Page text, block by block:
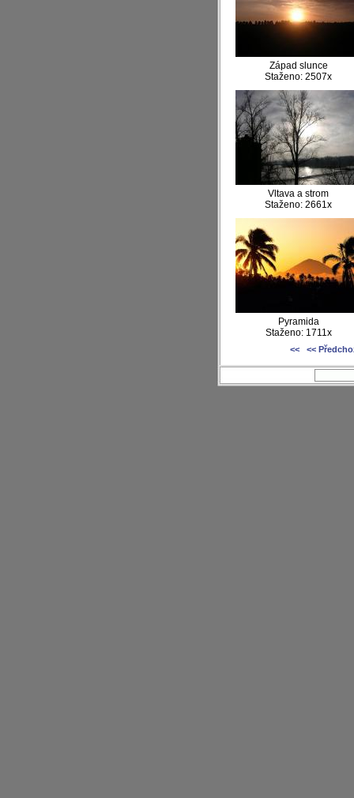
Západ slunce
Staženo: 2507x
Vltava a strom
Staženo: 2661x
Pyramida
Staženo: 1711x
<< <<